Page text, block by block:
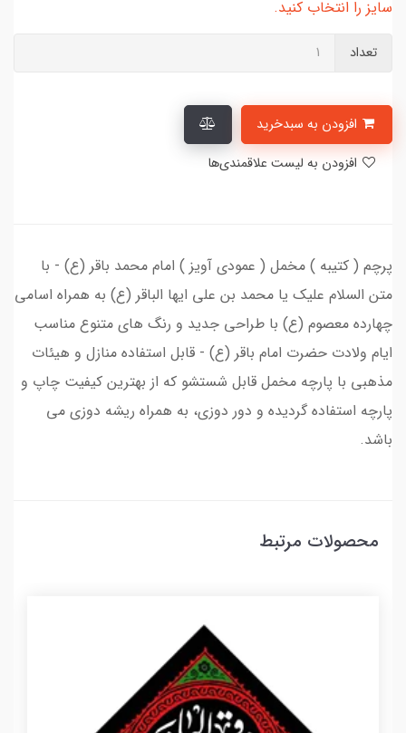
سایز را انتخاب کنید.
تعداد
پرچم ( کتیبه ) مخمل ( عمودی آویز ) امام محمد باقر (ع) - با
متن السلام علیک یا محمد بن علی ایها الباقر (ع) به همراه اسامی
چهارده معصوم (ع) با طراحی جدید و رنگ های متنوع مناسب
ایام ولادت حضرت امام باقر (ع) - قابل استفاده منازل و هیئات
مذهبی با پارچه مخمل قابل شستشو که از بهترین کیفیت چاپ و
پارچه استفاده گردیده و دور دوزی، به همراه ریشه دوزی می
باشد.
محصولات مرتبط